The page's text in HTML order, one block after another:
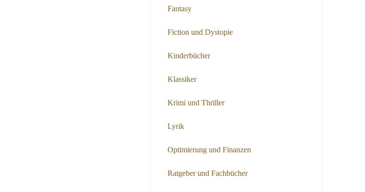
Fantasy
Fiction und Dystopie
Kinderbücher
Klassiker
Krimi und Thriller
Lyrik
Optimierung und Finanzen
Ratgeber und Fachbücher